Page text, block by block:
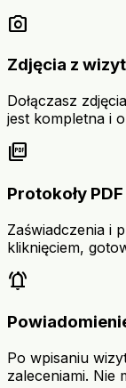
photo_camera
Zdjęcia z
Dołączasz
jest kompletna i
picture_as_pdf
Protokoły PDF
Zaświadczenia i
kliknięciem,
notifications_active
Po wpisaniu
zaleceniami. Nie